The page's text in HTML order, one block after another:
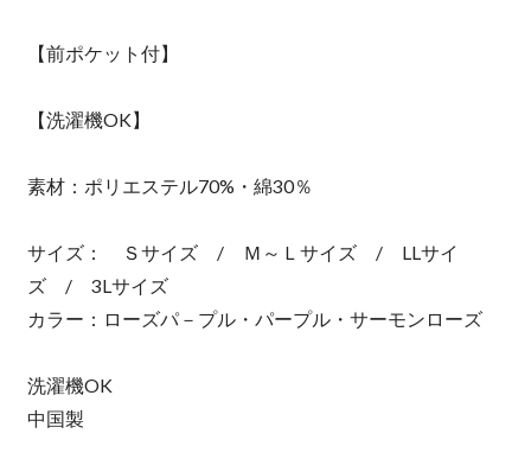
【前ポケット付】
【洗濯機OK】
素材：ポリエステル70%・綿30％
サイズ： Ｓサイズ / Ｍ～Ｌサイズ / LLサイ
ズ / 3Lサイズ
カラー：ローズパ－プル・パープル・サーモンローズ
洗濯機OK
中国製